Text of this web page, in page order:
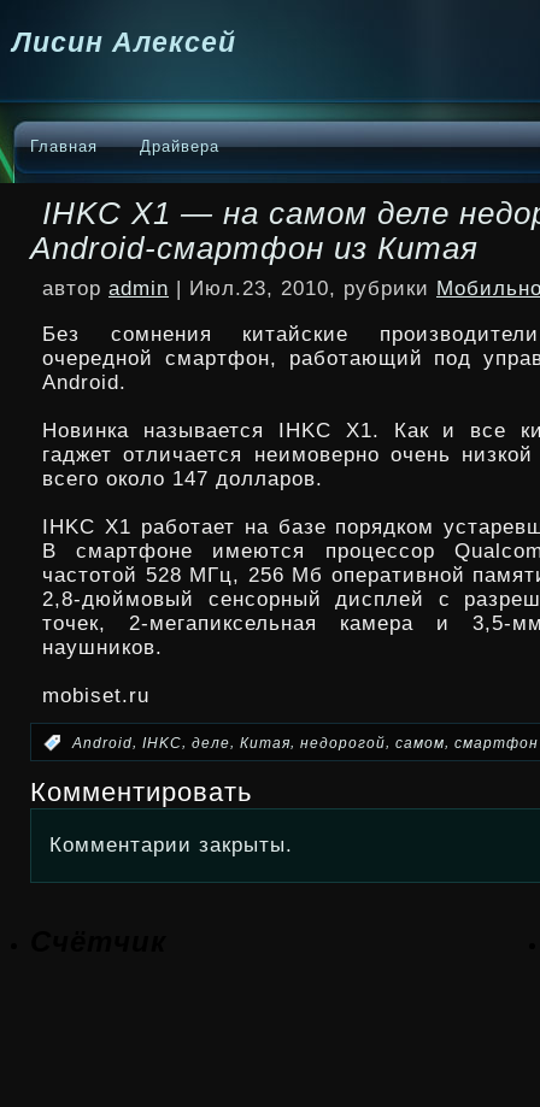
Лисин Алексей
Главная Драйвера
IHKC X1 — на самом деле
Android-смартфон из Китая
автор admin | Июл.23, 2010, рубрики
Без сомнения китайские
очередной смартфон, работающий под
Android.
Новинка называется IHKC X1. Как и все
гаджет отличается неимоверно очень
всего около 147 долларов.
IHKC X1 работает на базе порядком
В смартфоне имеются процессор
частотой 528 МГц, 256 Мб оперативной
2,8-дюймовый сенсорный дисплей с
точек, 2-мегапиксельная камера и 3,5-
наушников.
mobiset.ru
:Android, IHKC, деле, Китая, недорогой, самом, смартфон
Комментировать
Комментарии закрыты.